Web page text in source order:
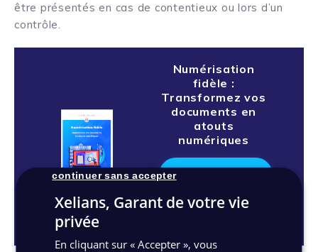
être présentés en cas de contentieux ou lors d’un
contrôle.
Numérisation
fidèle :
Transformez vos
documents en
atouts
numériques
le livre blanc
Xelians, Garant de votre vie
privée
En cliquant sur « Accepter », vous
continuer sans accepter